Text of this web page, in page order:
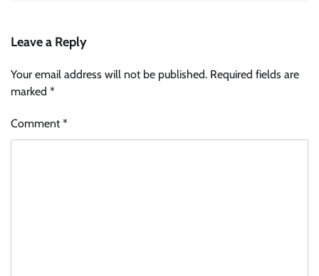
Leave a Reply
Your email address will not be published. Required fields are
marked *
Comment*